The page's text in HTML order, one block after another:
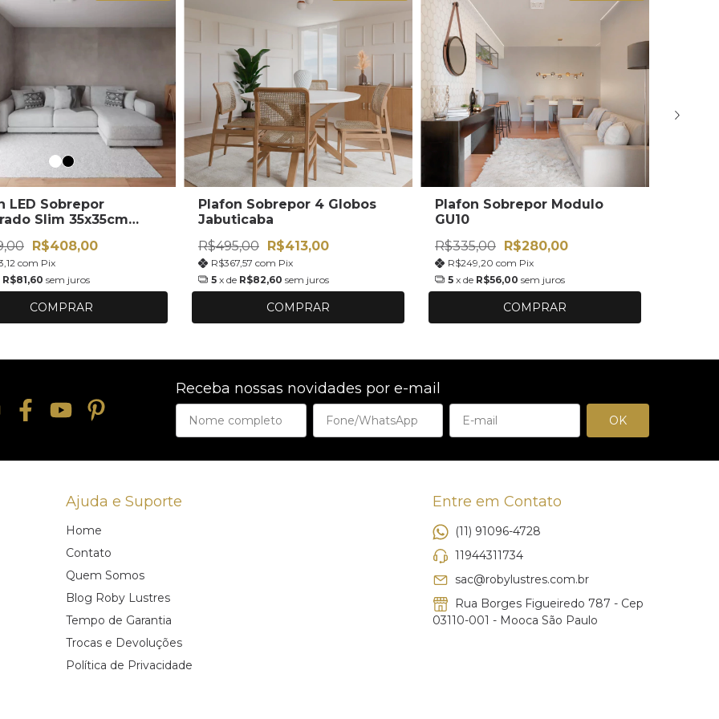
LED Sobrepor
Slim 35x35cm
R$408,00
com Pix
R$81,60 sem juros
COMPRAR
Plafon Sobrepor 4 Globos
Jabuticaba
R$495,00 R$413,00
R$367,57 com Pix
5 x de R$82,60 sem juros
COMPRAR
Plafon Sobrepor Modulo
GU10
R$335,00 R$280,00
R$249,20 com Pix
5 x de R$56,00 sem juros
COMPRAR
Receba nossas novidades por e-mail
Ajuda e Suporte
Home
Contato
Quem Somos
Blog Roby Lustres
Tempo de Garantia
Trocas e Devoluções
Política de Privacidade
Entre em Contato
(11) 91096-4728
11944311734
sac@robylustres.com.br
Rua Borges Figueiredo 787 - Cep
03110-001 - Mooca São Paulo